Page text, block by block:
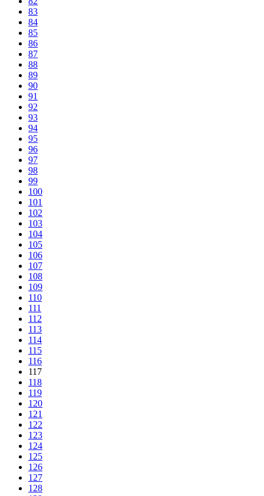
83
84
85
86
87
88
89
90
91
92
93
94
95
96
97
98
99
100
101
102
103
104
105
106
107
108
109
110
111
112
113
114
115
116
117
118
119
120
121
122
123
124
125
126
127
128